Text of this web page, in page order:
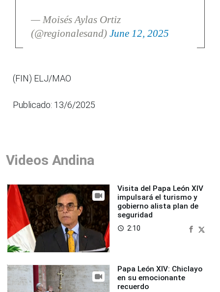
— Moisés Aylas Ortiz
(@regionalesand) June 12, 2025
(FIN) ELJ/MAO
Publicado: 13/6/2025
Videos Andina
Visita del Papa León XIV
impulsará el turismo y
gobierno alista plan de
seguridad
access_time 2:10
Papa León XIV: Chiclayo
en su emocionante
recuerdo